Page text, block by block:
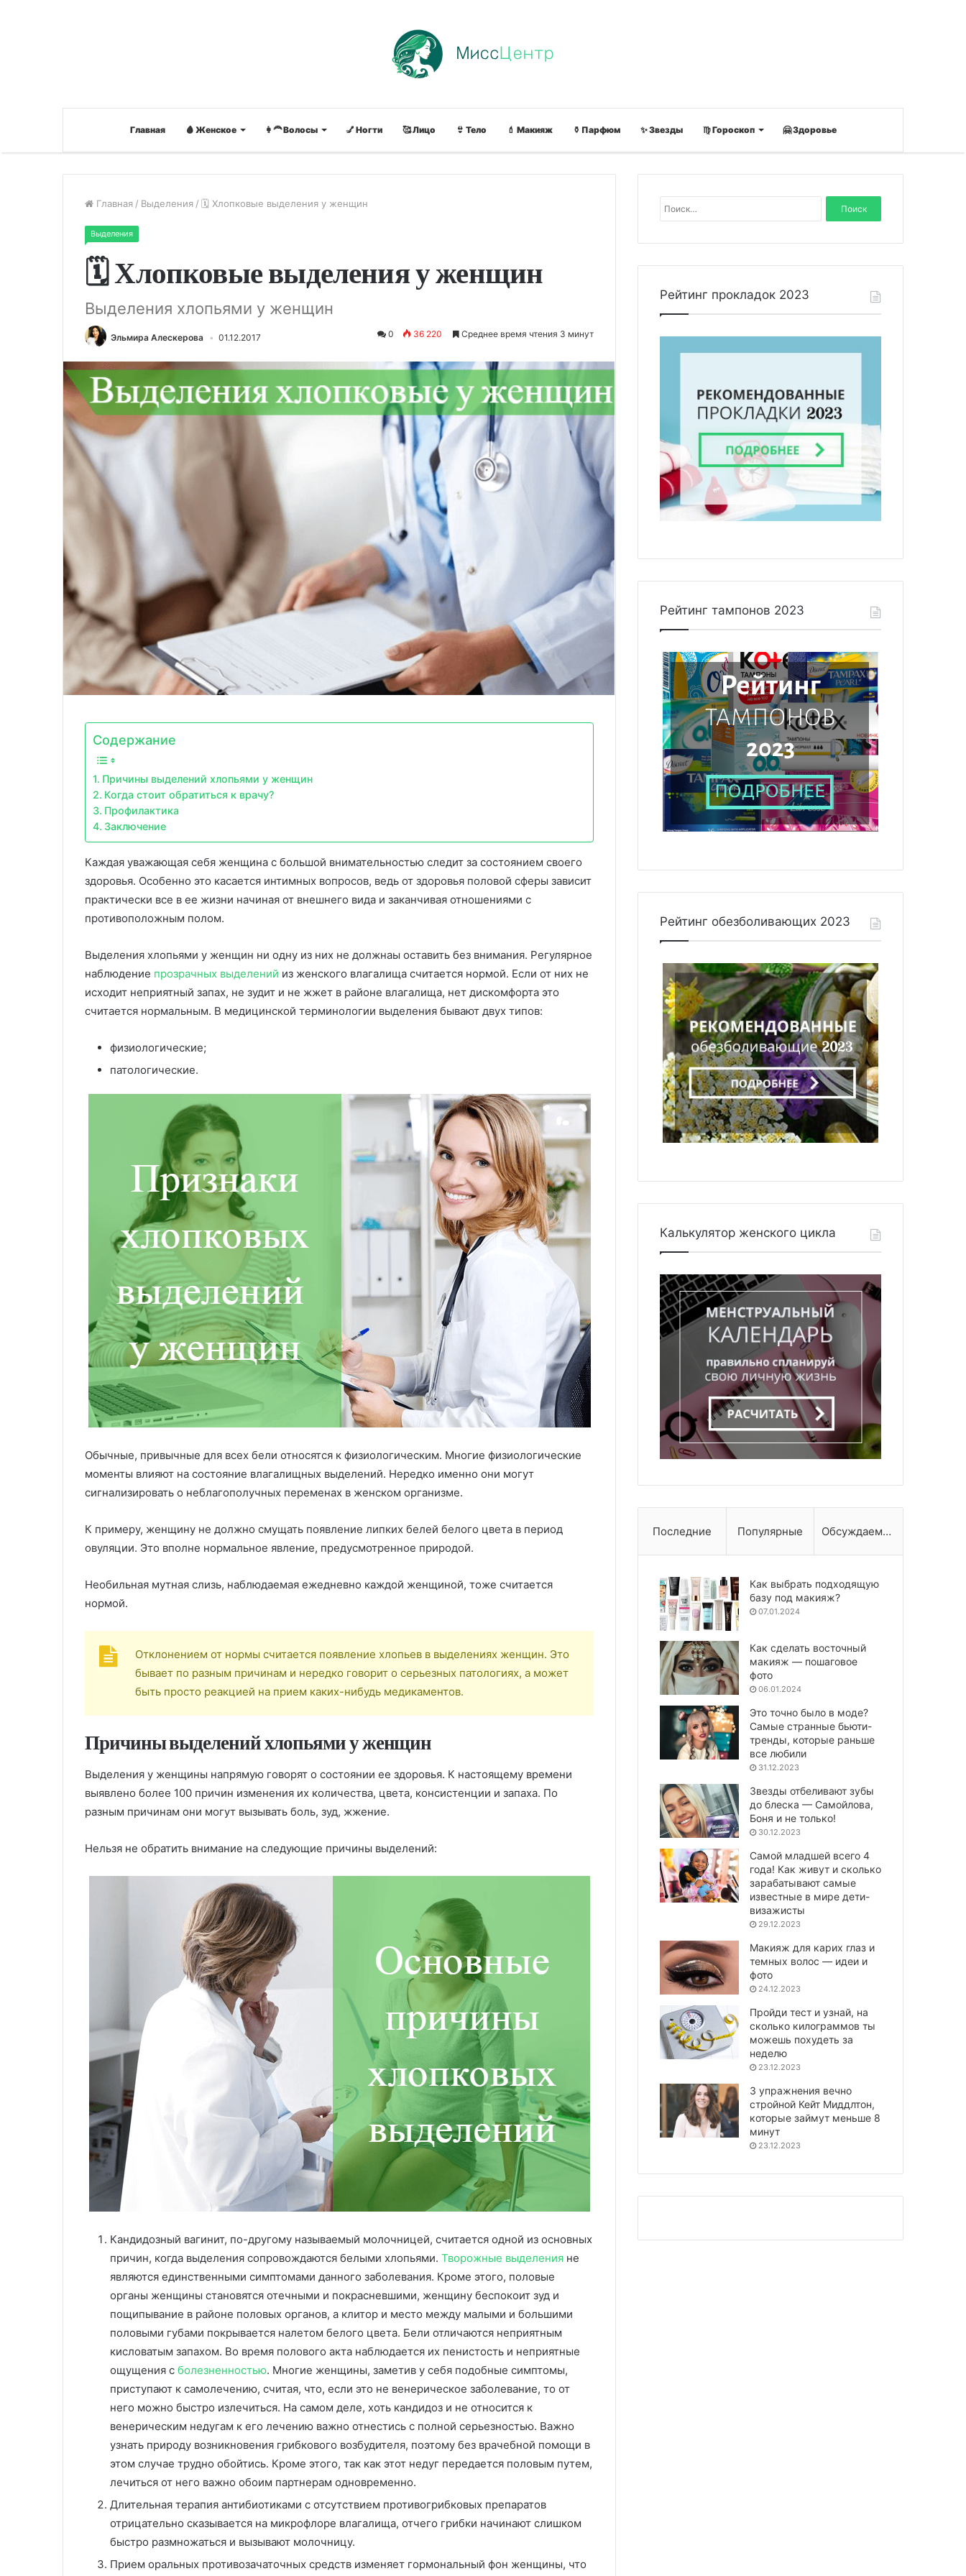
Главная 🩸 Женское 👩‍🦰 Волосы 💅 Ногти 🥰 Лицо 👙 Тело 💄 Макияж ⚱ Парфюм ✨ Звезды ♍ Гороскоп 🤗 Здоровье
Главная / Выделения / 🗓 Хлопковые выделения у женщин
Выделения
🗓 Хлопковые выделения у женщин
Выделения хлопьями у женщин
Эльмира Алескерова 01.12.2017 0 36 220 Среднее время чтения 3 минут
Содержание
Причины выделений хлопьями у женщин
Когда стоит обратиться к врачу?
Профилактика
Заключение
Каждая уважающая себя женщина с большой внимательностью следит за состоянием своего
здоровья. Особенно это касается интимных вопросов, ведь от здоровья половой сферы зависит
практически все в ее жизни начиная от внешнего вида и заканчивая отношениями с
противоположным полом.
Выделения хлопьями у женщин ни одну из них не должнаы оставить без внимания. Регулярное
наблюдение прозрачных выделений из женского влагалища считается нормой. Если от них не
исходит неприятный запах, не зудит и не жжет в районе влагалища, нет дискомфорта это
считается нормальным. В медицинской терминологии выделения бывают двух типов:
физиологические;
патологические.
Обычные, привычные для всех бели относятся к физиологическим. Многие физиологические
моменты влияют на состояние влагалищных выделений. Нередко именно они могут
сигнализировать о неблагополучных переменах в женском организме.
К примеру, женщину не должно смущать появление липких белей белого цвета в период
овуляции. Это вполне нормальное явление, предусмотренное природой.
Необильная мутная слизь, наблюдаемая ежедневно каждой женщиной, тоже считается
нормой.
Отклонением от нормы считается появление хлопьев в выделениях женщин. Это
бывает по разным причинам и нередко говорит о серьезных патологиях, а может
быть просто реакцией на прием каких-нибудь медикаментов.
Причины выделений хлопьями у женщин
Выделения у женщины напрямую говорят о состоянии ее здоровья. К настоящему времени
выявлено более 100 причин изменения их количества, цвета, консистенции и запаха. По
разным причинам они могут вызывать боль, зуд, жжение.
Нельзя не обратить внимание на следующие причины выделений:
Кандидозный вагинит, по-другому называемый молочницей, считается одной из основных
причин, когда выделения сопровождаются белыми хлопьями. Творожные выделения не
являются единственными симптомами данного заболевания. Кроме этого, половые
органы женщины становятся отечными и покрасневшими, женщину беспокоит зуд и
пощипывание в районе половых органов, а клитор и место между малыми и большими
половыми губами покрывается налетом белого цвета. Бели отличаются неприятным
кисловатым запахом. Во время полового акта наблюдается их пенистость и неприятные
ощущения с болезненностью. Многие женщины, заметив у себя подобные симптомы,
приступают к самолечению, считая, что, если это не венерическое заболевание, то от
него можно быстро излечиться. На самом деле, хоть кандидоз и не относится к
венерическим недугам к его лечению важно отнестись с полной серьезностью. Важно
узнать природу возникновения грибкового возбудителя, поэтому без врачебной помощи в
этом случае трудно обойтись. Кроме этого, так как этот недуг передается половым путем,
лечиться от него важно обоим партнерам одновременно.
Длительная терапия антибиотиками с отсутствием противогрибковых препаратов
отрицательно сказывается на микрофлоре влагалища, отчего грибки начинают слишком
быстро размножаться и вызывают молочницу.
Прием оральных противозачаточных средств изменяет гормональный фон женщины, что
а
и
Рейтинг прокладок 2023
Рейтинг тампонов 2023
Рейтинг обезболивающих 2023
Калькулятор женского цикла
Последние Популярные Обсуждаемые
Как выбрать подходящую
базу под макияж?
07.01.2024
Как сделать восточный
макияж — пошаговое
фото
06.01.2024
Это точно было в моде?
Самые странные бьюти-
тренды, которые раньше
все любили
31.12.2023
Звезды отбеливают зубы
до блеска — Самойлова,
Боня и не только!
30.12.2023
Самой младшей всего 4
года! Как живут и сколько
зарабатывают самые
известные в мире дети-
визажисты
29.12.2023
Макияж для карих глаз и
темных волос — идеи и
фото
24.12.2023
Пройди тест и узнай, на
сколько килограммов ты
можешь похудеть за
неделю
23.12.2023
3 упражнения вечно
стройной Кейт Миддлтон,
которые займут меньше 8
минут
23.12.2023